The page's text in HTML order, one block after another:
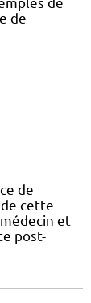
de
de
cette
et
post-